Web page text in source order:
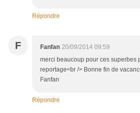
Répondre
F Fanfan 20/09/2014 09:59
merci beaucoup pour ces superbes
reportage<br /> Bonne fin de
Fanfan
Répondre